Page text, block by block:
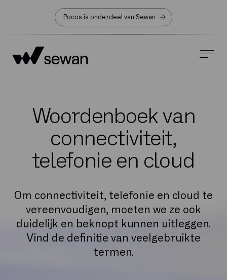
Pocos is onderdeel van Sewan
Woordenboek van
connectiviteit,
telefonie en cloud
Om connectiviteit, telefonie en cloud te
vereenvoudigen, moeten we ze ook
duidelijk en beknopt kunnen uitleggen.
Vind de definitie van veelgebruikte
termen.